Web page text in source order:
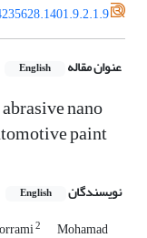
عنوان مقاله English
nano
paint
نویسندگان English
2 Mohamad